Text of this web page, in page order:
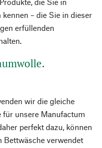
– die Sie in dieser
erfüllenden
wir die gleiche
unsere Manufactum
perfekt dazu, können
Bettwäsche verwendet